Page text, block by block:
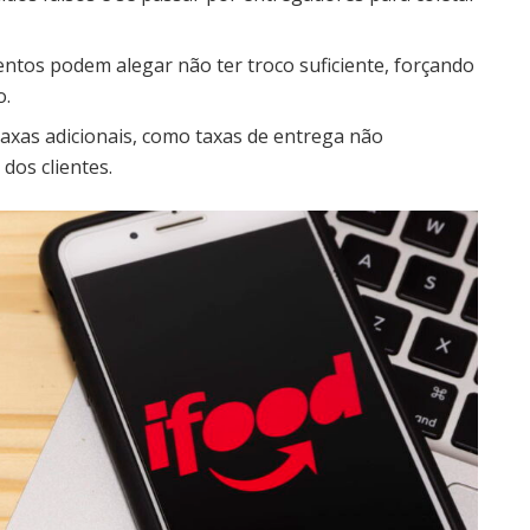
podem alegar não ter troco suficiente, forçando
adicionais, como taxas de entrega não
clientes.